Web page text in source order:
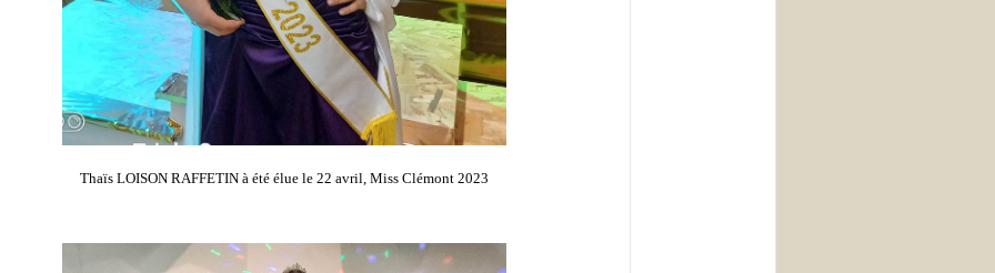
Thaïs LOISON RAFFETIN à été élue le 22 avril, Miss Clémont 2023